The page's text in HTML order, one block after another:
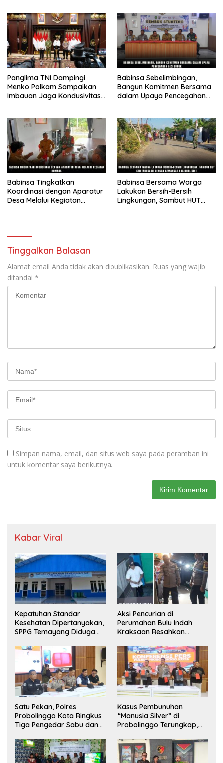
Panglima TNI Dampingi
Menko Polkam Sampaikan
Imbauan Jaga Kondusivitas
Babinsa Sebelimbingan,
Bangun Komitmen Bersama
dalam Upaya Pencegahan
Babinsa Tingkatkan
Koordinasi dengan Aparatur
Desa Melalui Kegiatan
Babinsa Bersama Warga
Lakukan Bersih-Bersih
Lingkungan, Sambut HUT
Tinggalkan Balasan
Alamat email Anda tidak akan dipublikasikan. Ruas yang wajib
ditandai *
Simpan nama, email, dan situs web saya pada peramban ini
untuk komentar saya berikutnya.
Kabar Viral
Kepatuhan Standar
Kesehatan Dipertanyakan,
SPPG Temayang Diduga
Aksi Pencurian di
Perumahan Bulu Indah
Kraksaan Resahkan
Satu Pekan, Polres
Probolinggo Kota Ringkus
Tiga Pengedar Sabu dan
Kasus Pembunuhan
“Manusia Silver” di
Probolinggo Terungkap,
Satu Buron